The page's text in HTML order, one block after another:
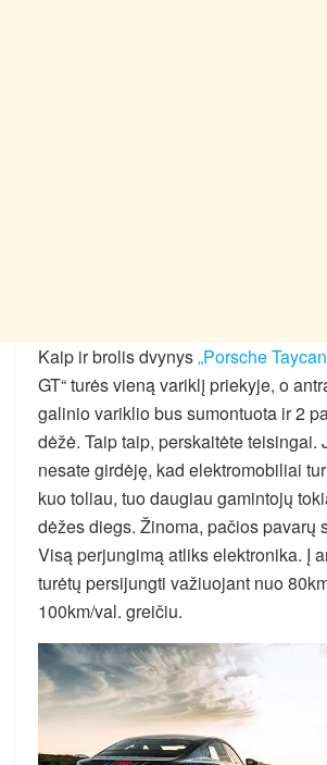
Kaip ir brolis dvynys„Porsche
GT“ turės vieną variklį priekyje, o
galinio variklio bus sumontuota ir 2
dėžė. Taip taip, perskaitėte teisingai.
nesate girdėję, kad elektromobiliai
kuo toliau, tuo daugiau gamintojų
dėžes diegs. Žinoma, pačios pavarų
Visą perjungimą atliks elektronika. Į
turėtų persijungti važiuojant nuo
100km/val. greičiu.